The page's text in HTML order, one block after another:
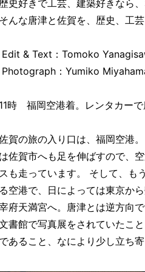
史好きで工芸、建築好きなら
んな唐津と佐賀を、歴史、工
& Text：Tomoko
：Yumiko
時 福岡空港着。レンタカーで
賀の旅の入り口は、福岡空港
佐賀市へも足を伸ばすので、
も走っています。 そして、も
空港で、日によっては東京か
府天満宮へ。唐津とは逆方向
書館で写真展をされていたこ
あること、なにより少し立ち